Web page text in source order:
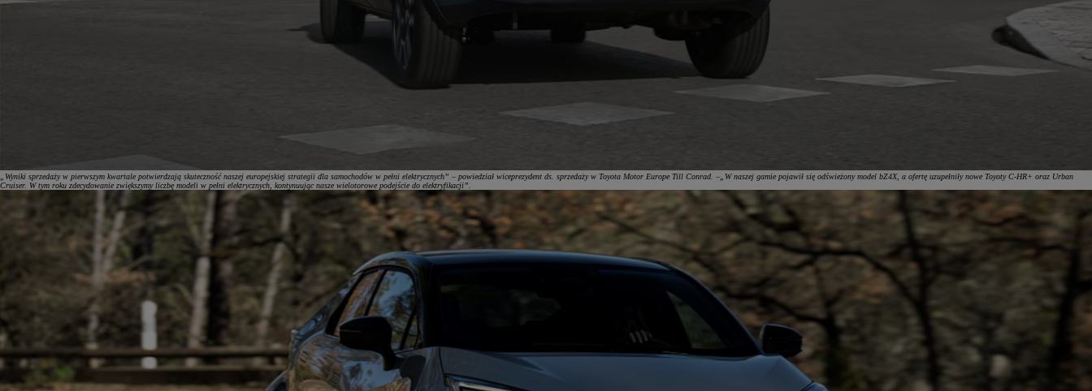
„Wyniki sprzedaży w pierwszym kwartale potwierdzają skuteczność naszej europejskiej strategii dla samochodów w pełni elektrycznych” – powiedział wiceprezydent ds. sprzedaży w Toyota Motor Europe Till Conrad. –„W naszej gamie pojawił się odświeżony model bZ4X, a ofertę uzupełniły nowe Toyoty C-HR+ oraz Urban
Cruiser. W tym roku zdecydowanie zwiększymy liczbę modeli w pełni elektrycznych, kontynuując nasze wielotorowe podejście do elektryfikacji”.